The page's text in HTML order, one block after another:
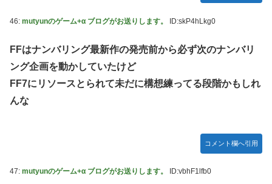
46: mutyunのゲーム+α ブログがお送りします。 ID:skP4hLkg0
FFはナンバリング最新作の発売前から必ず次のナンバリ
ング企画を動かしていたけど
FF7にリソースとられて未だに構想練ってる段階かもしれ
んな
コメント欄へ引用
47: mutyunのゲーム+α ブログがお送りします。 ID:vbhF1lfb0